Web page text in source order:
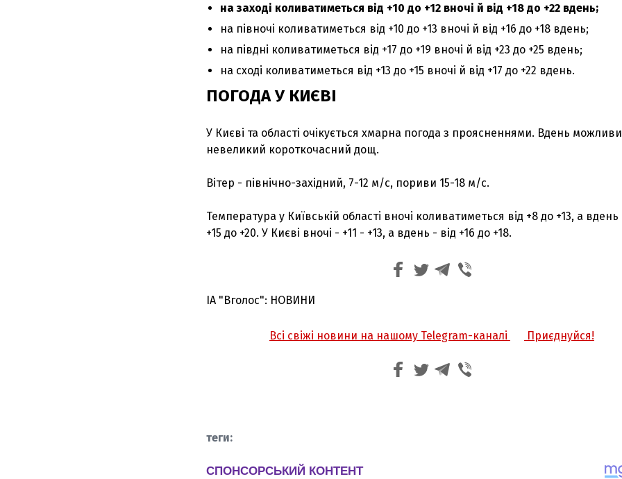
на заході коливатиметься від +10 до +12 вночі й від +18 до +22 вдень;
на півночі коливатиметься від +10 до +13 вночі й від +16 до +18 вдень;
на півдні коливатиметься від +17 до +19 вночі й від +23 до +25 вдень;
на сході коливатиметься від +13 до +15 вночі й від +17 до +22 вдень.
ПОГОДА У КИЄВІ
У Києві та області очікується хмарна погода з проясненнями. Вдень
невеликий короткочасний дощ.
Вітер - північно-західний, 7-12 м/с, пориви 15-18 м/с.
Температура у Київській області вночі коливатиметься від +8 до +13, а вдень
+15 до +20. У Києві вночі - +11 - +13, а вдень - від +16 до +18.
ІА "Вголос": НОВИНИ
Всі свіжі новини на нашому Telegram-каналі Приєднуйся!